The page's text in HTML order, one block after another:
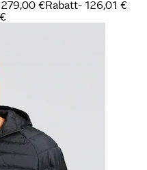
€Rabatt- 126,01 €